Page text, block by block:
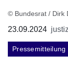
© Bundesrat / Dirk
23.09.2024
Pressemitteilung